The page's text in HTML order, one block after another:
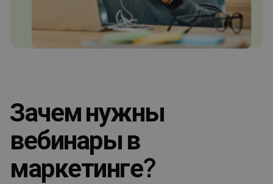
Зачем нужны
вебинары в
маркетинге?